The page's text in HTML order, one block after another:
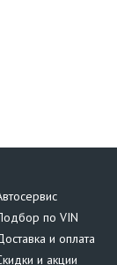
по VIN
и оплата
и акции